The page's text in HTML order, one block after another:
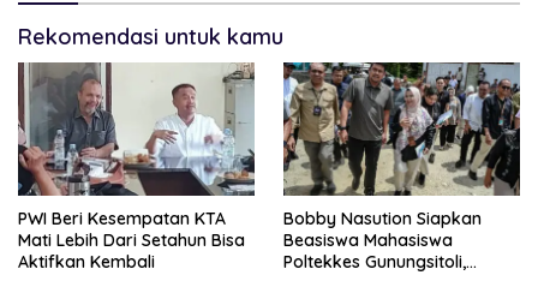
Rekomendasi untuk kamu
PWI Beri Kesempatan KTA
Mati Lebih Dari Setahun Bisa
Aktifkan Kembali
Bobby Nasution Siapkan
Beasiswa Mahasiswa
Poltekkes Gunungsitoli,